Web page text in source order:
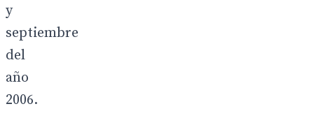
y
septiembre
del
año
2006.